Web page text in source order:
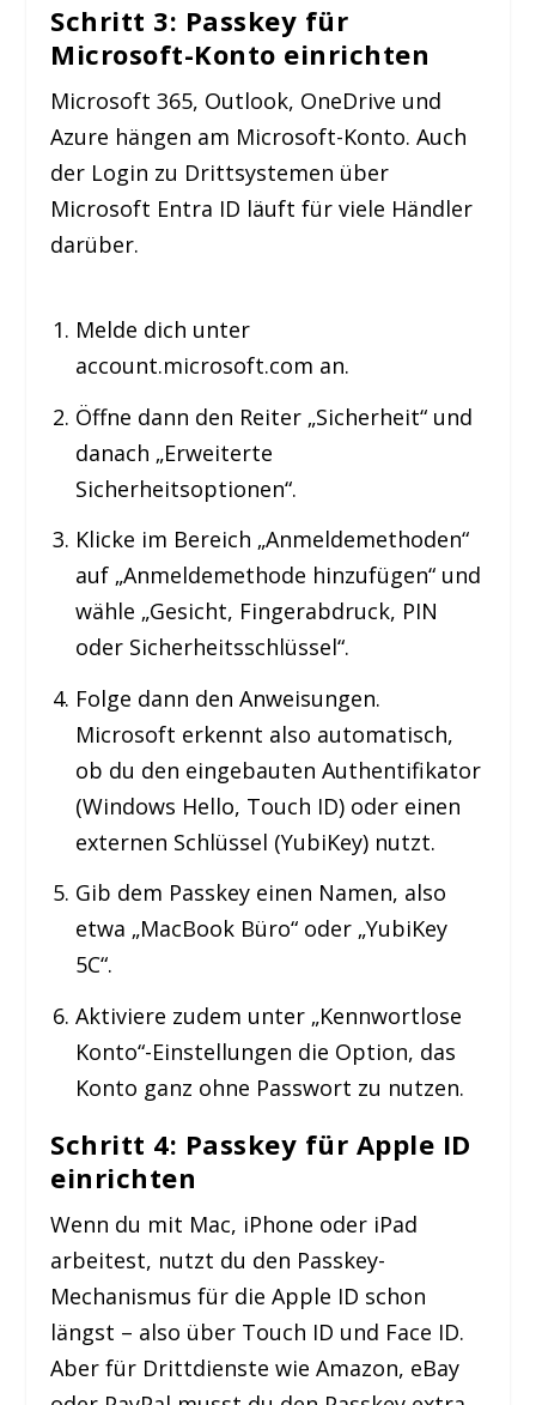
Schritt 3: Passkey für
Microsoft-Konto einrichten
Microsoft 365, Outlook, OneDrive und
Azure hängen am Microsoft-Konto. Auch
der Login zu Drittsystemen über
Microsoft Entra ID läuft für viele Händler
darüber.
Melde dich unter
account.microsoft.com an.
Öffne dann den Reiter „Sicherheit“ und
danach „Erweiterte
Sicherheitsoptionen“.
Klicke im Bereich „Anmeldemethoden“
auf „Anmeldemethode hinzufügen“ und
wähle „Gesicht, Fingerabdruck, PIN
oder Sicherheitsschlüssel“.
Folge dann den Anweisungen.
Microsoft erkennt also automatisch,
ob du den eingebauten Authentifikator
(Windows Hello, Touch ID) oder einen
externen Schlüssel (YubiKey) nutzt.
Gib dem Passkey einen Namen, also
etwa „MacBook Büro“ oder „YubiKey
5C“.
Aktiviere zudem unter „Kennwortlose
Konto“-Einstellungen die Option, das
Konto ganz ohne Passwort zu nutzen.
Schritt 4: Passkey für Apple ID
einrichten
Wenn du mit Mac, iPhone oder iPad
arbeitest, nutzt du den Passkey-
Mechanismus für die Apple ID schon
längst – also über Touch ID und Face ID.
Aber für Drittdienste wie Amazon, eBay